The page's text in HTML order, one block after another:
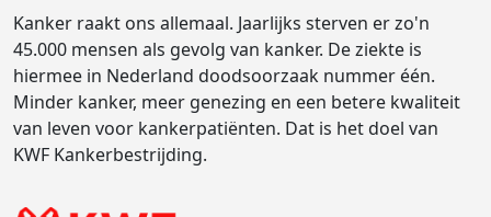
Kanker raakt ons allemaal. Jaarlijks sterven er zo'n
45.000 mensen als gevolg van kanker. De ziekte is
hiermee in Nederland doodsoorzaak nummer één.
Minder kanker, meer genezing en een betere kwaliteit
van leven voor kankerpatiënten. Dat is het doel van
KWF Kankerbestrijding.